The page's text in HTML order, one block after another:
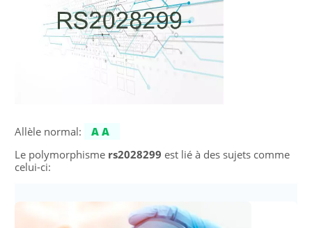
Allèle normal:
AA
Le polymorphisme rs2028299 est lié à des sujets comme
celui-ci: